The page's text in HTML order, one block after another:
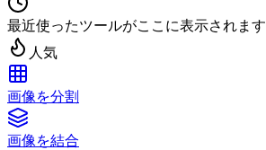
最近使ったツールがここに表示されます
人気
画像を分割
画像を結合